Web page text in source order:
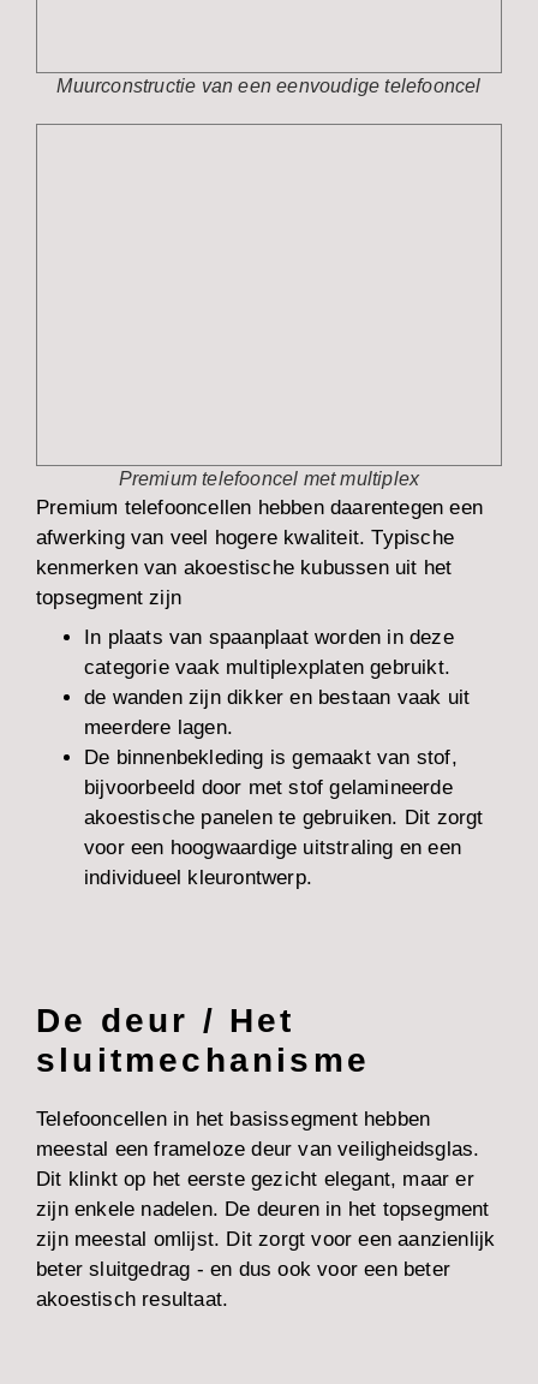
Muurconstructie van een eenvoudige telefooncel
Premium telefooncel met multiplex
Premium telefooncellen hebben daarentegen een
afwerking van veel hogere kwaliteit. Typische
kenmerken van akoestische kubussen uit het
topsegment zijn
In plaats van spaanplaat worden in deze
categorie vaak multiplexplaten gebruikt.
de wanden zijn dikker en bestaan vaak uit
meerdere lagen.
De binnenbekleding is gemaakt van stof,
bijvoorbeeld door met stof gelamineerde
akoestische panelen te gebruiken. Dit zorgt
voor een hoogwaardige uitstraling en een
individueel kleurontwerp.
De deur / Het
sluitmechanisme
Telefooncellen in het basissegment hebben
meestal een frameloze deur van veiligheidsglas.
Dit klinkt op het eerste gezicht elegant, maar er
zijn enkele nadelen. De deuren in het topsegment
zijn meestal omlijst. Dit zorgt voor een aanzienlijk
beter sluitgedrag - en dus ook voor een beter
akoestisch resultaat.